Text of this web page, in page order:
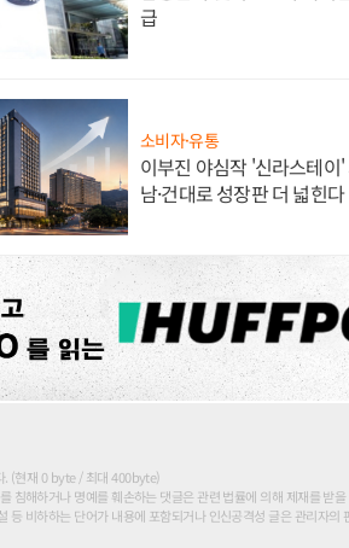
급
소비자·유통
이부진 야심작 '신라스테이'
남·건대로 성장판 더 넓힌다
. (현재 0 byte / 최대 400byte)
침해하거나 명예를 훼손하는 댓글은 관련 법률에 의해 제재를 받을
등 비하하는 단어가 내용에 포함되거나 인신공격성 글은 관리자의